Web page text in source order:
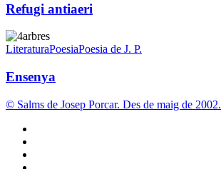
Refugi antiaeri
Ensenya
LiteraturaPoesiaPoesia de J. P.
Ensenya
© Salms de Josep Porcar. Des de maig de 2002.